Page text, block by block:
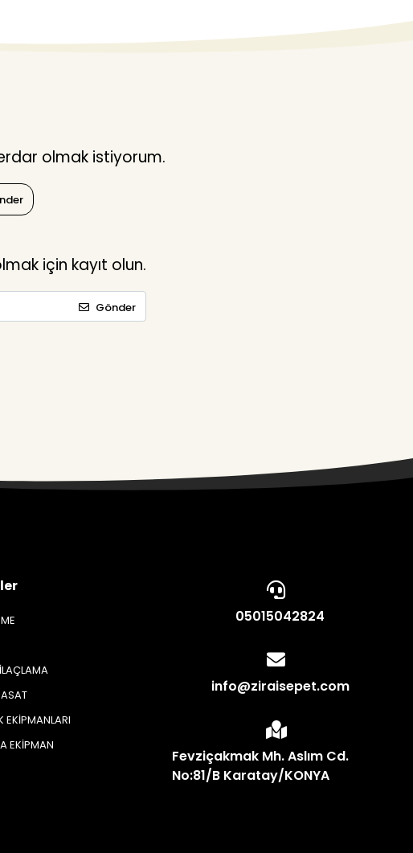
olmak istiyorum.
için kayıt olun.
Gönder
EKİPMANLARI
EKİPMAN
05015042824
info@ziraisepet.com
Fevziçakmak Mh. Aslım Cd.
No:81/B Karatay/KONYA